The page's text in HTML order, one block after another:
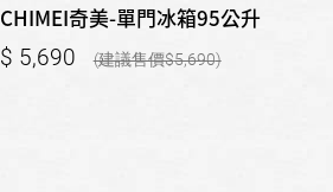
CHIMEI奇美-單門冰箱95公升
5,690 5,690